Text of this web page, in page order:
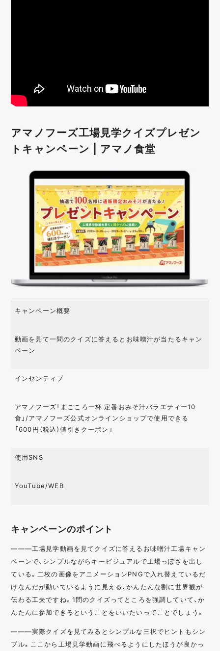
アマノフーズ工場見学クイズプレゼン
トキャンペーン | アマノ食堂
キャンペーン概要
動画を見て一問のクイズに答えるとお味噌汁が当たるキャン
ペーン
インセンティブ
アマノフーズ「まごころ一杯 定番おみそ汁バラエティー10
食」/アマノフーズ公式オンラインショップで使用できる
「600円（税込）値引きクーポン」
使用SNS
YouTube/WEB
キャンペーンのポイント
———工場見学動画を見てクイズに答えるお味噌汁工場キャン
ペーンで、シンプルながらキービジュアルで工場っぽさを出し
ている。二枚の画像をアニメーションPNGで入れ替えているだ
けなんだが動いているように見える、かんたんな割に世界観が
伝わる工夫ですね。1問のクイズってところを強調していて、か
んたんに参加できるということをいいたいってことでしょう。
———実際クイズを見てみるとシンプルな三択でヒントもシン
プル。ここから工場見学動画に飛べるようにしたほうが良かっ